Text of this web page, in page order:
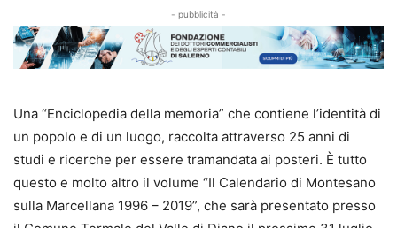
- pubblicità -
Una “Enciclopedia della memoria” che contiene l’identità di
un popolo e di un luogo, raccolta attraverso 25 anni di
studi e ricerche per essere tramandata ai posteri. È tutto
questo e molto altro il volume “Il Calendario di Montesano
sulla Marcellana 1996 – 2019”, che sarà presentato presso